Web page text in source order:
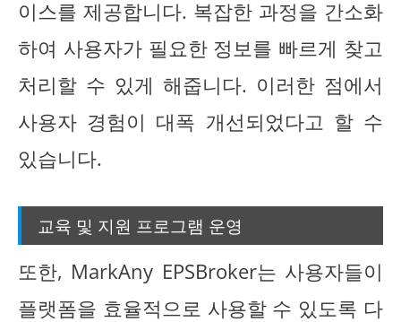
이스를 제공합니다. 복잡한 과정을 간소화
하여 사용자가 필요한 정보를 빠르게 찾고
처리할 수 있게 해줍니다. 이러한 점에서
사용자 경험이 대폭 개선되었다고 할 수
있습니다.
교육 및 지원 프로그램 운영
또한, MarkAny EPSBroker는 사용자들이
플랫폼을 효율적으로 사용할 수 있도록 다